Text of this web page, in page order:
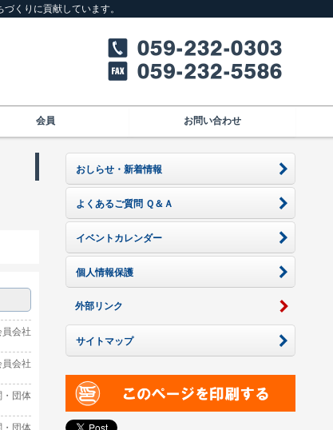
くりに貢献しています。
会員 お問い合わせ
員会社
員会社
・団体
・団体
おしらせ・新着情報
よくあるご質問 Ｑ＆Ａ
イベントカレンダー
個人情報保護
外部リンク
サイトマップ